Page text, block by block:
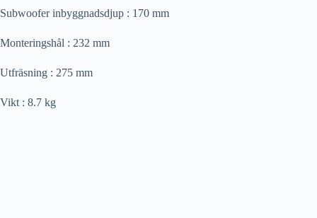
Subwoofer inbyggnadsdjup : 170 mm
Monteringshål : 232 mm
Utfräsning : 275 mm
Vikt : 8.7 kg